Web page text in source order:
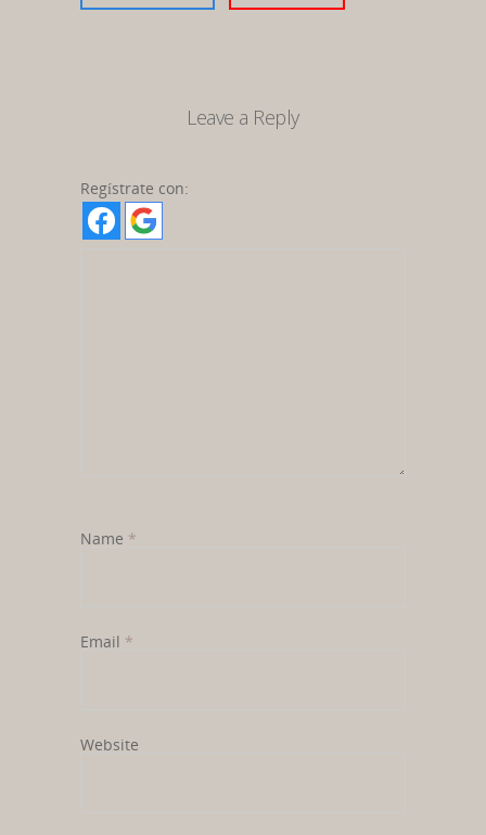
Leave a Reply
Regístrate con:
Name *
Email *
Website